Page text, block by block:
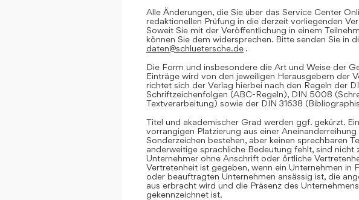
Alle Änderungen, die Sie über das Service Center
redaktionellen Prüfung in die derzeit vorliegenden
Soweit Sie mit der Veröffentlichung in einem
können Sie dem widersprechen. Bitte senden Sie in
daten@schluetersche.de .
Die Form und insbesondere die Art und Weise der
Einträge wird von den jeweiligen Herausgebern der
richtet sich der Verlag hierbei nach den Regeln der
Schriftzeichenfolgen (ABC-Regeln), DIN 5008
Textverarbeitung) sowie der DIN 31638
Titel und akademischer Grad werden ggf. gekürzt.
vorrangigen Platzierung aus einer
Sonderzeichen bestehen, aber keinen sprechbaren
anderweitige sprachliche Bedeutung fehlt, sind nicht
Unternehmer ohne Anschrift oder örtliche
Vertretenheit ist gegeben, wenn ein Unternehmen
oder beauftragten Unternehmen ansässig ist, die
aus erbracht wird und die Präsenz des
gekennzeichnet ist.